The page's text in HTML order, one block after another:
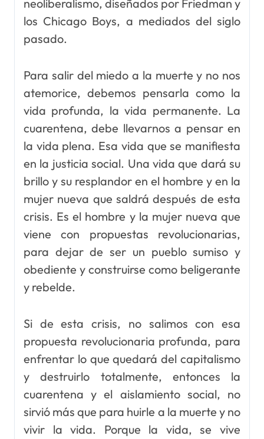
neoliberalismo, diseñados por Friedman y
los Chicago Boys, a mediados del siglo
pasado.
Para salir del miedo a la muerte y no nos
atemorice, debemos pensarla como la
vida profunda, la vida permanente. La
cuarentena, debe llevarnos a pensar en
la vida plena. Esa vida que se manifiesta
en la justicia social. Una vida que dará su
brillo y su resplandor en el hombre y en la
mujer nueva que saldrá después de esta
crisis. Es el hombre y la mujer nueva que
viene con propuestas revolucionarias,
para dejar de ser un pueblo sumiso y
obediente y construirse como beligerante
y rebelde.
Si de esta crisis, no salimos con esa
propuesta revolucionaria profunda, para
enfrentar lo que quedará del capitalismo
y destruirlo totalmente, entonces la
cuarentena y el aislamiento social, no
sirvió más que para huirle a la muerte y no
vivir la vida. Porque la vida, se vive